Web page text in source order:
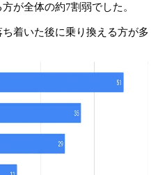
が全体の約7割弱でした。
着いた後に乗り換える方が多